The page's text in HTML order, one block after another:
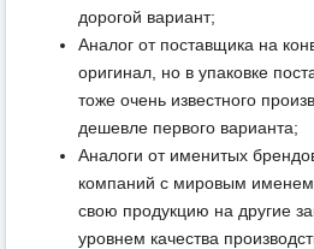
дорогой вариант;
Аналог от поставщика на
оригинал, но в упаковке
тоже очень известного
дешевле первого варианта;
Аналоги от именитых
компаний с мировым
свою продукцию на другие
уровнем качества